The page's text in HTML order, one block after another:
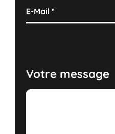
E-Mail*
Votre message